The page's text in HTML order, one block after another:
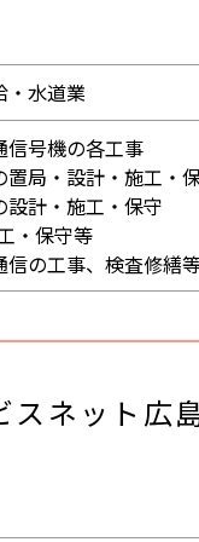
・水道業
信号機の各工事
置局・設計・施工・
設計・施工・保守
・保守等
信の工事、検査修繕
スネット広